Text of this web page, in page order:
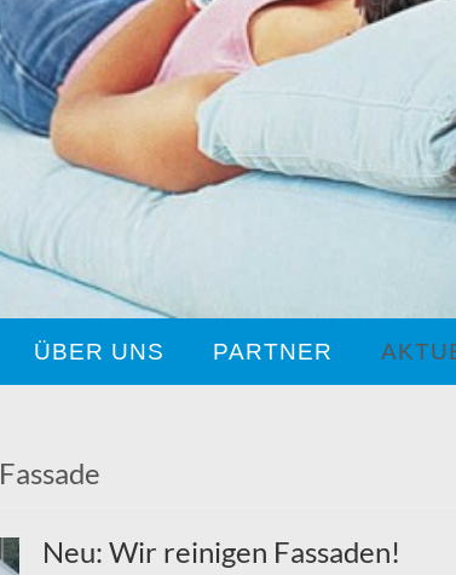
ÜBER UNS PARTNER
Fassade
Neu: Wir reinigen Fassaden!